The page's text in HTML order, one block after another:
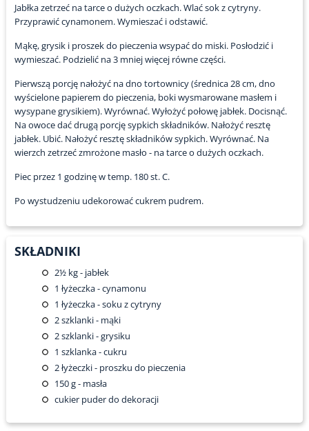
Jabłka zetrzeć na tarce o dużych oczkach. Wlać sok z cytryny.
Przyprawić cynamonem. Wymieszać i odstawić.
Mąkę, grysik i proszek do pieczenia wsypać do miski. Posłodzić i
wymieszać. Podzielić na 3 mniej więcej równe części.
Pierwszą porcję nałożyć na dno tortownicy (średnica 28 cm, dno
wyścielone papierem do pieczenia, boki wysmarowane masłem i
wysypane grysikiem). Wyrównać. Wyłożyć połowę jabłek. Docisnąć.
Na owoce dać drugą porcję sypkich składników. Nałożyć resztę
jabłek. Ubić. Nałożyć resztę składników sypkich. Wyrównać. Na
wierzch zetrzeć zmrożone masło - na tarce o dużych oczkach.
Piec przez 1 godzinę w temp. 180 st. C.
Po wystudzeniu udekorować cukrem pudrem.
SKŁADNIKI
2½kg - jabłek
1 łyżeczka - cynamonu
1 łyżeczka - soku z cytryny
2szklanki - mąki
2szklanki - grysiku
1 szklanka - cukru
2łyżeczki - proszku do pieczenia
150g - masła
cukier puder do dekoracji